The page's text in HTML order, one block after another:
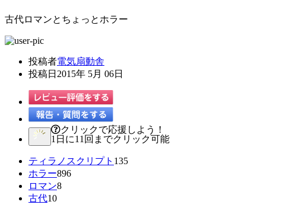
古代ロマンとちょっとホラー
投稿者電気扇動舎
投稿日 2015年 5月 06日
クリックで応援しよう！
1日に11回までクリック可能
ティラノスクリプト 135
ホラー896
ロマン8
古代10